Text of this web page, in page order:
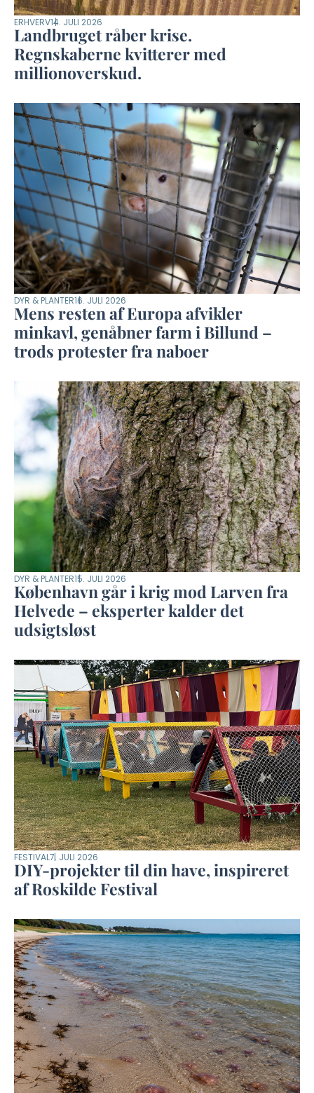
ERHVERV14. JULI 2026
Landbruget råber krise.
Regnskaberne kvitterer med
millionoverskud.
DYR & PLANTER16. JULI 2026
Mens resten af Europa afvikler
minkavl, genåbner farm i Billund –
trods protester fra naboer
DYR & PLANTER15. JULI 2026
København går i krig mod Larven fra
Helvede – eksperter kalder det
udsigtsløst
FESTIVAL7. JULI 2026
DIY-projekter til din have, inspireret
af Roskilde Festival